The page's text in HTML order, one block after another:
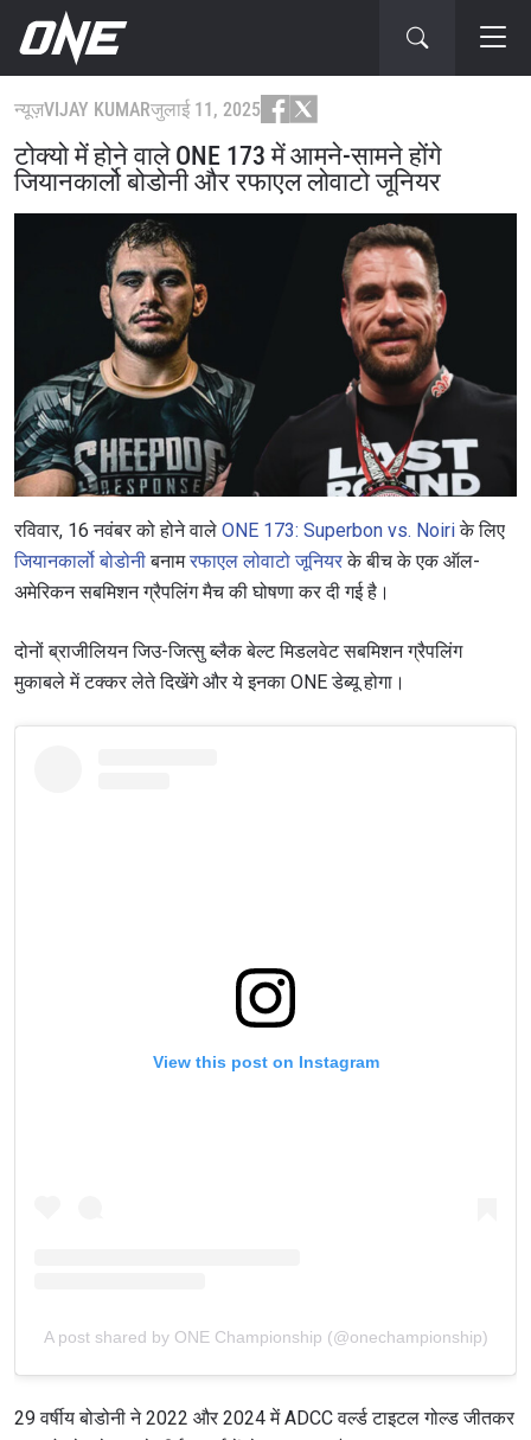
न्यूज़VIJAY KUMARजुलाई 11, 2025
टोक्यो में होने वाले ONE 173 में आमने-सामने होंगे
जियानकार्लो बोडोनी और रफाएल लोवाटो जूनियर
रविवार, 16 नवंबर को होने वाले ONE 173: Superbon vs. Noiriके लिए
जियानकार्लो बोडोनीबनामरफाएल लोवाटो जूनियरके बीच के एक ऑल-
अमेरिकन सबमिशन ग्रैपलिंग मैच की घोषणा कर दी गई है।
दोनों ब्राजीलियन जिउ-जित्सु ब्लैक बेल्ट मिडलवेट सबमिशन ग्रैपलिंग
मुकाबले में टक्कर लेते दिखेंगे और ये इनका ONE डेब्यू होगा।
View this post on Instagram
A post shared by ONE Championship (@onechampionship)
29 वर्षीय बोडोनी ने 2022 और 2024 में ADCC वर्ल्ड टाइटल गोल्ड जीतकर